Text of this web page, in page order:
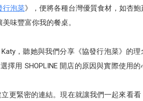
行泡菜》，便將各種台灣優質食材，如杏鮑
味豐富你我的餐桌。
，聽她與我們分享《協發行泡菜》的理
用 SHOPLINE 開店的原因與實際使用的
更緊密的連結。現在就讓我們一起來看看